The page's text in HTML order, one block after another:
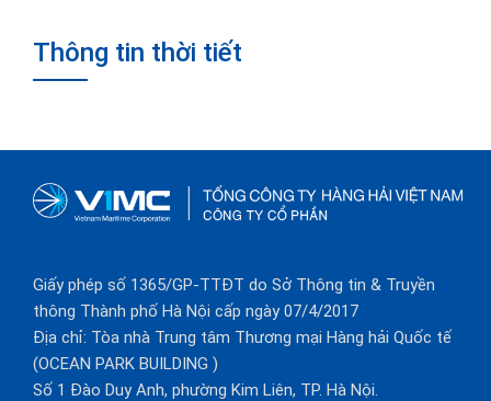
Thông tin thời tiết
Giấy phép số 1365/GP-TTĐT do Sở Thông tin & Truyền
thông Thành phố Hà Nội cấp ngày 07/4/2017
Địa chỉ: Tòa nhà Trung tâm Thương mại Hàng hải Quốc tế
(OCEAN PARK BUILDING )
Số 1 Đào Duy Anh, phường Kim Liên, TP. Hà Nội.